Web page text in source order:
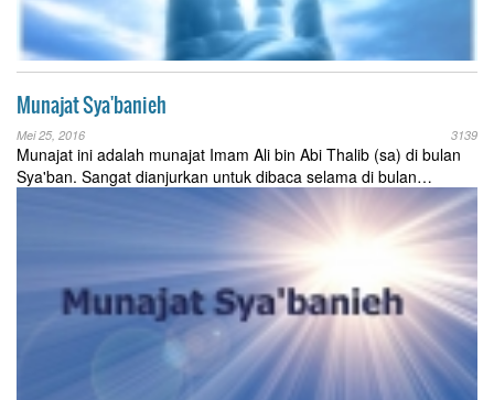
Munajat Sya'banieh
Mei 25, 2016 3139
Munajat ini adalah munajat Imam Ali bin Abi Thalib (sa) di bulan
Sya'ban. Sangat dianjurkan untuk dibaca selama di bulan…